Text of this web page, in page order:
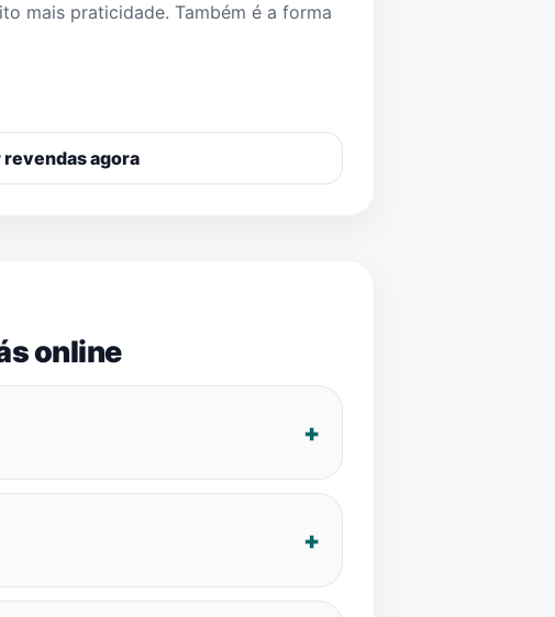
mais praticidade. Também é a forma
revendas agora
online